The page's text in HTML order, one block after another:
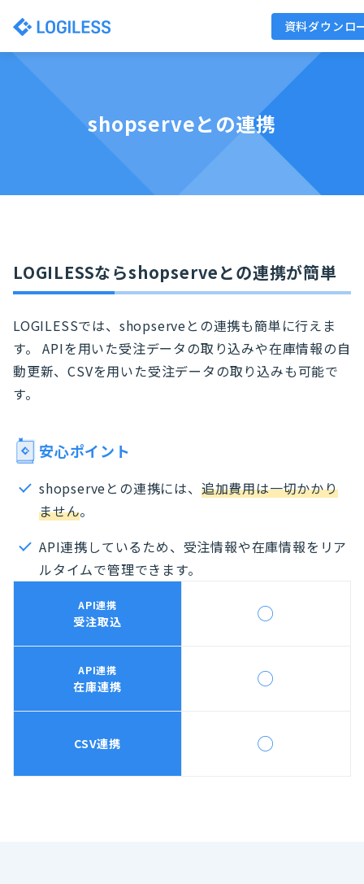
資料ダウンロ
shopserveとの連携
LOGILESSならshopserveとの連携が簡単
LOGILESSでは、shopserveとの連携も簡単に行えま
す。 APIを用いた受注データの取り込みや在庫情報の自
動更新、CSVを用いた受注データの取り込みも可能で
す。
安心ポイント
shopserveとの連携には、 追加費用は一切かかり
ません。
API連携しているため、受注情報や在庫情報をリア
ルタイムで管理できます。
API連携
受注取込 ◯
API連携
在庫連携 ◯
CSV連携 ◯